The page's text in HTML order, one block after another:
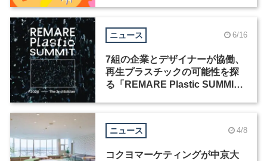
ニュース 6/16
7組の企業とデザイナーが協働、
再生プラスチックの可能性を探
る「REMARE Plastic SUMMIT
ニュース 4/8
コクヨマーケティングが中京大